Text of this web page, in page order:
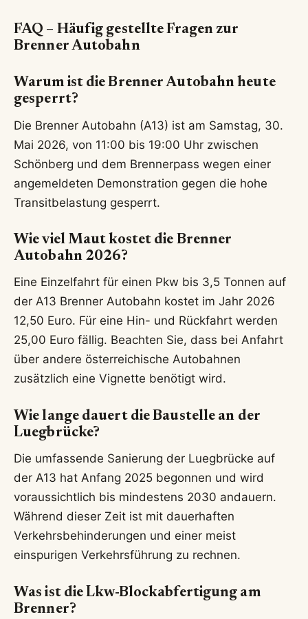
FAQ – Häufig gestellte Fragen zur
Brenner Autobahn
Warum ist die Brenner Autobahn heute
gesperrt?
Die Brenner Autobahn (A13) ist am Samstag, 30.
Mai 2026, von 11:00 bis 19:00 Uhr zwischen
Schönberg und dem Brennerpass wegen einer
angemeldeten Demonstration gegen die hohe
Transitbelastung gesperrt.
Wie viel Maut kostet die Brenner
Autobahn 2026?
Eine Einzelfahrt für einen Pkw bis 3,5 Tonnen auf
der A13 Brenner Autobahn kostet im Jahr 2026
12,50 Euro. Für eine Hin- und Rückfahrt werden
25,00 Euro fällig. Beachten Sie, dass bei Anfahrt
über andere österreichische Autobahnen
zusätzlich eine Vignette benötigt wird.
Wie lange dauert die Baustelle an der
Luegbrücke?
Die umfassende Sanierung der Luegbrücke auf
der A13 hat Anfang 2025 begonnen und wird
voraussichtlich bis mindestens 2030 andauern.
Während dieser Zeit ist mit dauerhaften
Verkehrsbehinderungen und einer meist
einspurigen Verkehrsführung zu rechnen.
Was ist die Lkw-Blockabfertigung am
Brenner?